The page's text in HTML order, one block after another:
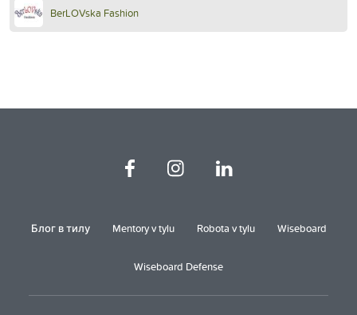
BerLOVska Fashion
Блог в тилу Mentory v tylu Robota v tylu Wiseboard
Wiseboard Defense